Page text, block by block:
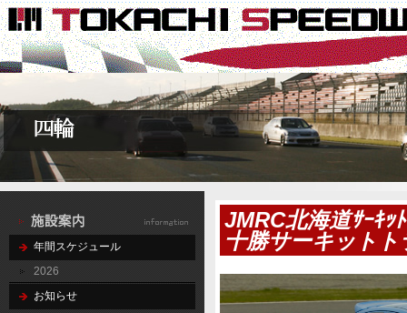
年間スケジュール
2026
お知らせ
JMRC北海道ｻｰｷｯﾄ
十勝サーキット